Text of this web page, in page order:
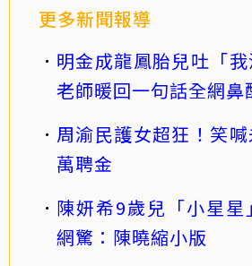
更多新聞報導
明金成龍鳳胎兒吐「
老師暖回一句話全網鼻
周渝民護女超狂！笑
萬聘金
陳妍希9歲兒「小星
網驚：陳曉縮小版